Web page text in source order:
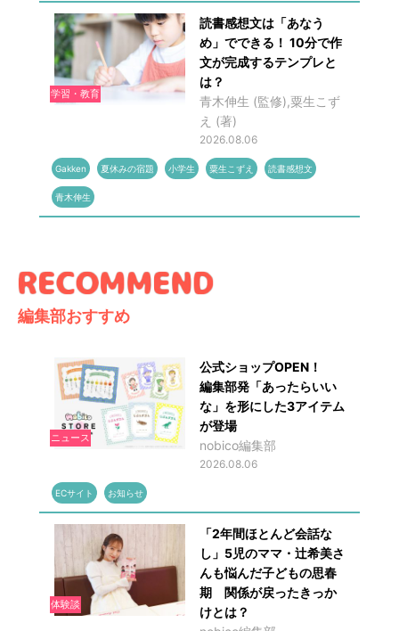
学習・教育
読書感想文は「あなう
め」でできる！ 10分で作
文が完成するテンプレと
は？
青木伸生 (監修),粟生こず
え (著)
2026.08.06
Gakken 夏休みの宿題 小学生 粟生こずえ 読書感想文
青木伸生
編集部おすすめ
ニュース
公式ショップOPEN！
編集部発「あったらいい
な」を形にした3アイテム
が登場
nobico編集部
2026.08.06
ECサイト お知らせ
体験談
「2年間ほとんど会話な
し」5児のママ・辻希美さ
んも悩んだ子どもの思春
期 関係が戻ったきっか
けとは？